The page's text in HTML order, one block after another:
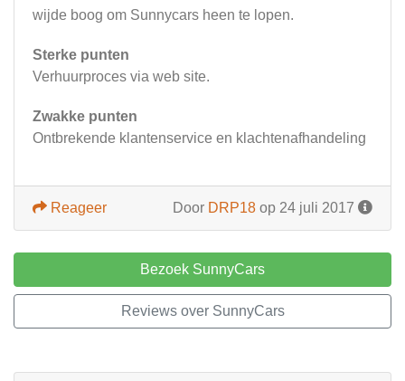
wijde boog om Sunnycars heen te lopen.
Sterke punten
Verhuurproces via web site.
Zwakke punten
Ontbrekende klantenservice en klachtenafhandeling
Door DRP18 op 24 juli 2017
Reageer
Bezoek SunnyCars
Reviews over SunnyCars